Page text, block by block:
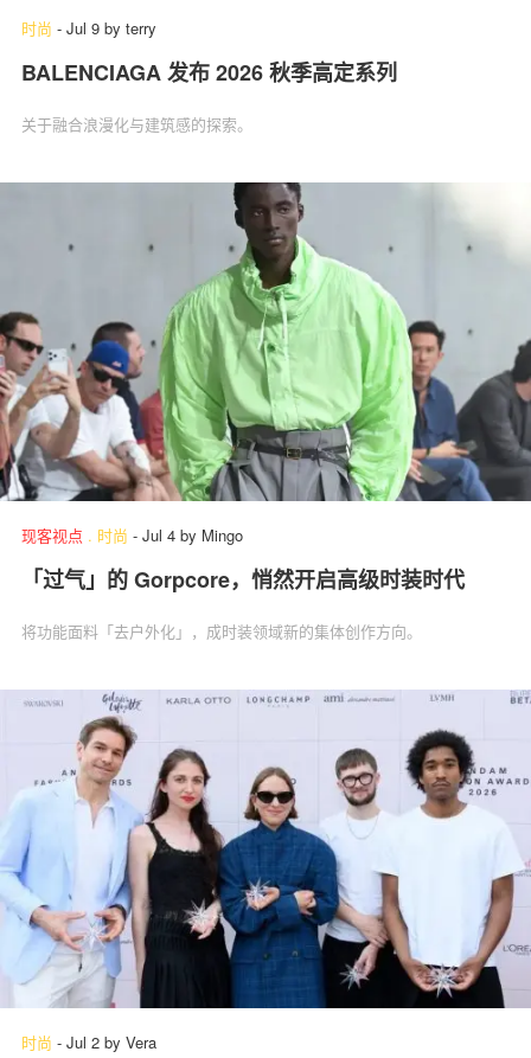
时尚 - Jul 9 by terry
BALENCIAGA 发布 2026 秋季高定系列
关于融合浪漫化与建筑感的探索。
现客视点 . 时尚 - Jul 4 by Mingo
「过气」的 Gorpcore，悄然开启高级时装时代
将功能面料「去户外化」，成时装领域新的集体创作方向。
时尚 - Jul 2 by Vera